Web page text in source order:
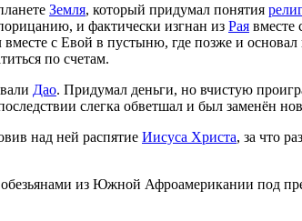
Земля, который придумал понятия
и фактически изгнан из Рая вместе
с Евой в пустыню, где позже и основал
по счетам.
Дао. Придумал деньги, но вчистую
слегка обветшал и был заменён
над ней распятие Иисуса Христа, за что
из Южной Афроамерикании под